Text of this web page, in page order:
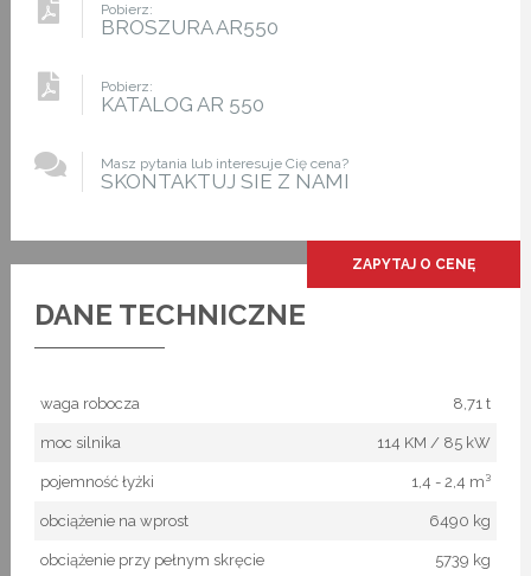
Pobierz:
BROSZURA AR550
Pobierz:
KATALOG AR 550
Masz pytania lub interesuje Cię cena?
SKONTAKTUJ SIE Z NAMI
ZAPYTAJ O CENĘ
DANE TECHNICZNE
waga robocza 8,71 t
moc silnika 114 KM / 85 kW
pojemność łyżki 1,4 - 2,4 m³
obciążenie na wprost 6490 kg
obciążenie przy pełnym skręcie 5739 kg